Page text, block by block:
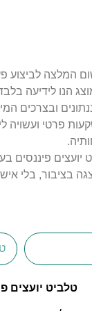
המלצה לביצוע
הנו לידיעה
ובצרכים
פרטי ועשויה
יועצים
בציבור, בלי
טלביט יועצים